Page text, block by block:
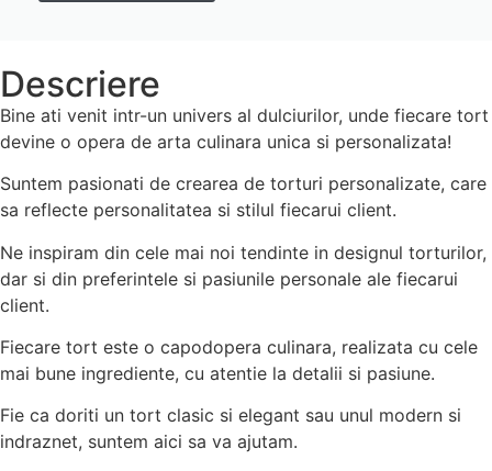
Descriere
Bine ati venit intr-un univers al dulciurilor, unde fiecare tort
devine o opera de arta culinara unica si personalizata!
Suntem pasionati de crearea de torturi personalizate, care
sa reflecte personalitatea si stilul fiecarui client.
Ne inspiram din cele mai noi tendinte in designul torturilor,
dar si din preferintele si pasiunile personale ale fiecarui
client.
Fiecare tort este o capodopera culinara, realizata cu cele
mai bune ingrediente, cu atentie la detalii si pasiune.
Fie ca doriti un tort clasic si elegant sau unul modern si
indraznet, suntem aici sa va ajutam.